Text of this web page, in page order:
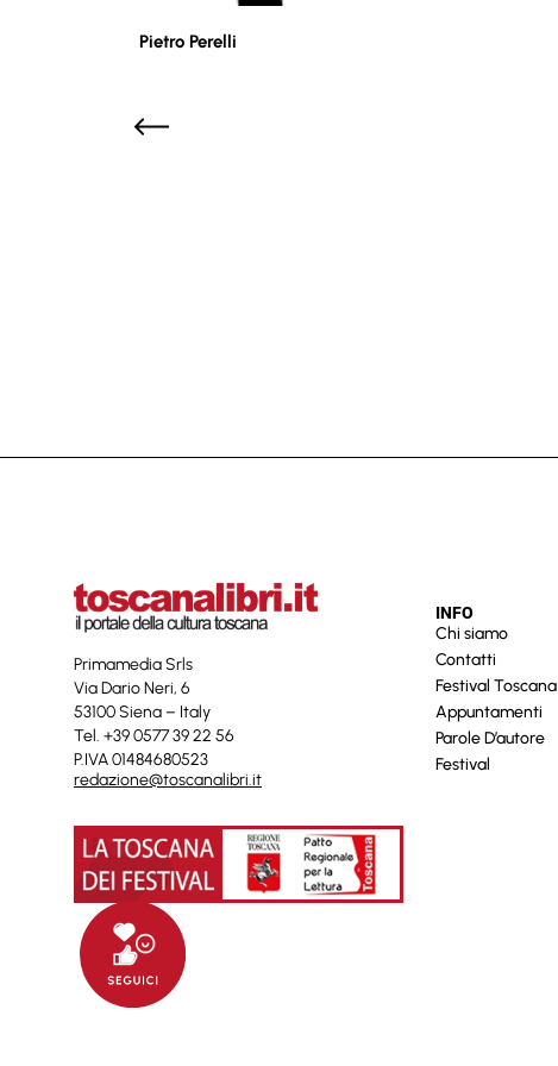
Pietro Perelli
Primamedia Srls
Via Dario Neri, 6
53100 Siena – Italy
Tel. +39 0577 39 22 56
P.IVA 01484680523
redazione@toscanalibri.it
INFO
Chi siamo
Contatti
Festival Toscana
Appuntamenti
Parole D’autore
Festival